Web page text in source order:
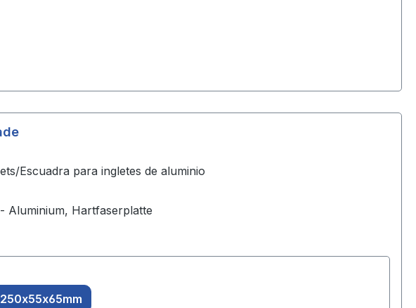
Escuadra para ingletes de aluminio
Aluminium, Hartfaserplatte
250x55x65mm